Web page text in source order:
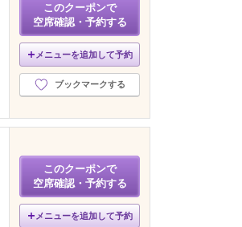
このクーポンで
空席確認・予約する
メニューを追加して予約
ブックマークする
このクーポンで
空席確認・予約する
メニューを追加して予約